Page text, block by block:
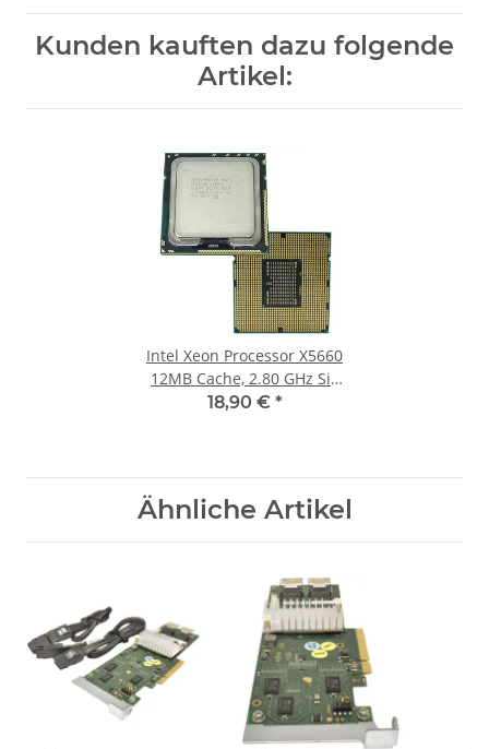
Kunden kauften dazu folgende
Artikel:
Intel Xeon Processor X5660
12MB Cache, 2.80 GHz Six
Core FC LGA 1366 P/N
18,90 € *
Ähnliche Artikel